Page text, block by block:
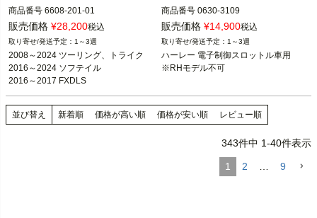
商品番号 6608-201-01
3OT：0630-3188
販売価格 ¥28,200税込
1～3週
2008～2024 ツーリング、トライク
2016～2024 ソフテイル
2016～2017 FXDLS
商品番号 0630-3109
販売価格 ¥14,900税込
1～3週
ハーレー 電子制御スロットル車用
※RHモデル不可
並び替え 新着順 価格が高い順 価格が安い順 レビュー順
343件中 1-40件表示
1 2 … 9